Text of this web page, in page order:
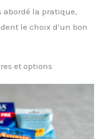
la pratique,
le choix d’un bon
et options